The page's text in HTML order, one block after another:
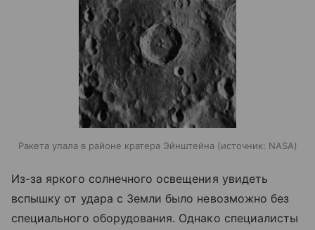
Ракета упала в районе кратера Эйнштейна источник: NASA
Из-за яркого солнечного освещения увидеть
вспышку от удара с Земли было невозможно без
специального оборудования. Однако специалисты